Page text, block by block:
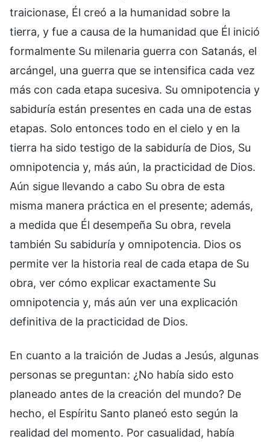
traicionase, Él creó a la humanidad sobre la
tierra, y fue a causa de la humanidad que Él inició
formalmente Su milenaria guerra con Satanás, el
arcángel, una guerra que se intensifica cada vez
más con cada etapa sucesiva. Su omnipotencia y
sabiduría están presentes en cada una de estas
etapas. Solo entonces todo en el cielo y en la
tierra ha sido testigo de la sabiduría de Dios, Su
omnipotencia y, más aún, la practicidad de Dios.
Aún sigue llevando a cabo Su obra de esta
misma manera práctica en el presente; además,
a medida que Él desempeña Su obra, revela
también Su sabiduría y omnipotencia. Dios os
permite ver la historia real de cada etapa de Su
obra, ver cómo explicar exactamente Su
omnipotencia y, más aún ver una explicación
definitiva de la practicidad de Dios.
En cuanto a la traición de Judas a Jesús, algunas
personas se preguntan: ¿No había sido esto
planeado antes de la creación del mundo? De
hecho, el Espíritu Santo planeó esto según la
realidad del momento. Por casualidad, había